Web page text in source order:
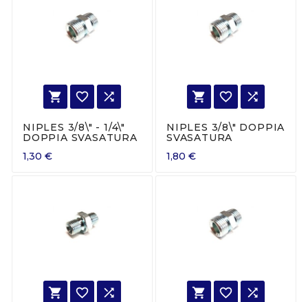
  
NIPLES 3/8\" - 1/4\"
DOPPIA SVASATURA
1,30 €
  
NIPLES 3/8\" DOPPIA
SVASATURA
1,80 €
     